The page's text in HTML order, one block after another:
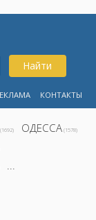
Найти
КОНТАКТЫ
(1692) ОДЕССА (1578)
...